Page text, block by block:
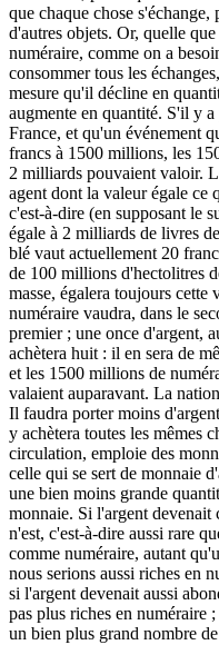
que chaque chose
d'autres objets. Or, quelle
numéraire, comme on a
consommer tous les
mesure qu'il décline en
augmente en quantité. S'il y
France, et qu'un événement
francs à 1500 millions, les
2 milliards pouvaient valoir.
agent dont la valeur égale ce
c'est-à-dire (en supposant le
égale à 2 milliards de livres
blé vaut actuellement 20
de 100 millions d'hectolitres
masse, égalera toujours cette
numéraire vaudra, dans le
premier ; une once d'argent,
achètera huit : il en sera de
et les 1500 millions de
valaient auparavant. La
Il faudra porter moins
y achètera toutes les mêmes
circulation, emploie des
celle qui se sert de monnaie
une bien moins grande
monnaie. Si l'argent
n'est, c'est-à-dire aussi rare
comme numéraire, autant
nous serions aussi riches en
si l'argent devenait aussi
pas plus riches en numéraire
un bien plus grand nombre de